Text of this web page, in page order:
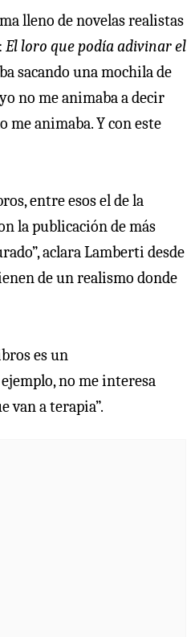
lleno de novelas realistas
El loro que podía adivinar el
sacando una mochila de
no me animaba a decir
me animaba. Y con este
entre esos el de la
la publicación de más
aclara Lamberti desde
de un realismo donde
es un
no me interesa
van a terapia”.